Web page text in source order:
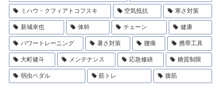
ミハウ・クフィアトコフスキ 空気抵抗 寒さ対策
新城幸也 体幹 チェーン 健康
パワートレーニング 暑さ対策 腰痛 携帯工具
大町健斗 メンテナンス 応急修繕 糖質制限
弱虫ペダル 筋トレ 腹筋